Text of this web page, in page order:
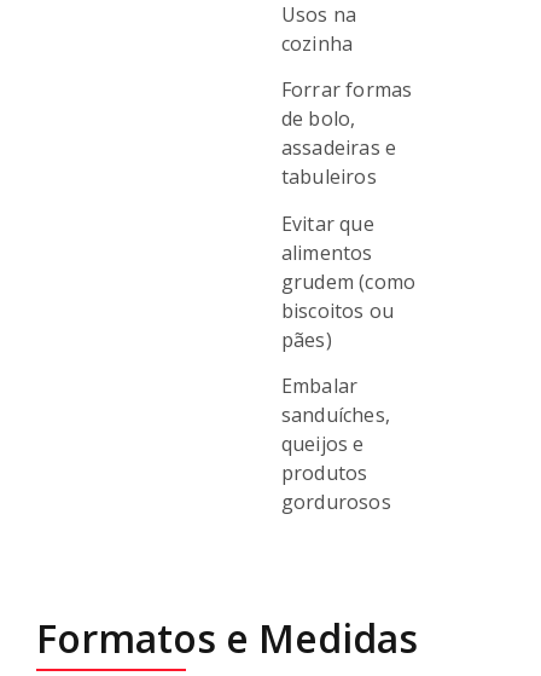
Usos na
cozinha
Forrar formas
de bolo,
assadeiras e
tabuleiros
Evitar que
alimentos
grudem (como
biscoitos ou
pães)
Embalar
sanduíches,
queijos e
produtos
gordurosos
Formatos e Medidas